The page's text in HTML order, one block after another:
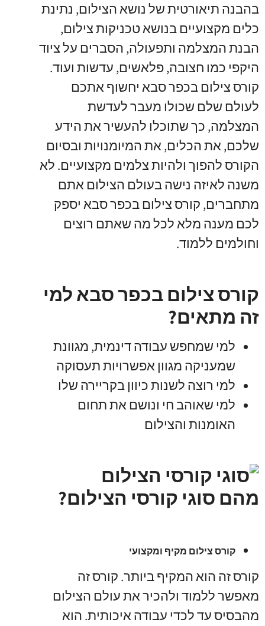
בהבנה תיאורטית של נושא הצילום, נתינת
כלים מקצועיים בנושא טכניקות צילום,
הבנת המצלמה ותפעולה, הסברים על ציוד
היקפי כמו חצובה, פלאשים, עדשות ועוד.
קורס צילום בכפר סבא יחשוף אתכם
לעולם שלם שכולו מעבר לעדשת
המצלמה, כך שתוכלו להעשיר את הידע
שלכם, את הכלים, את המיומנויות ובסיום
הקורס להפוך ולהיות צלמים מקצועיים. לא
משנה לאיזה נישה בעולם הצילום אתם
מתחברים, קורס צילום בכפר סבא יספק
לכם מענה מלא לכל מה שאתם רוצים
וחולמים ללמוד.
קורס צילום בכפר סבא למי
זה מתאים?
למי שמחפש עבודה דינמית, מגוונת
שמעניקה מגוון אפשרויות תעסוקה
למי רוצה לשנות כיוון בקריירה שלו
למי שאוהב חי ונושם את תחום
האומנות והצילום
מהם סוגי קורסי הצילום?
קורס צילום מקיף ומקצועי
קורס זה הוא המקיף ביותר. קורס זה
מאפשר ללמוד ולהכיר את עולם הצילום
מהבסיס עד לכדי עבודה איכותית. הוא